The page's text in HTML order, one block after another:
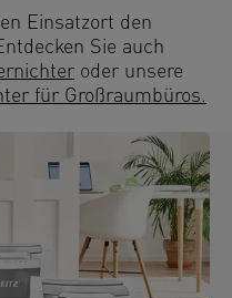
Einsatzort den
Sie auch
oder unsere
für Großraumbüros.